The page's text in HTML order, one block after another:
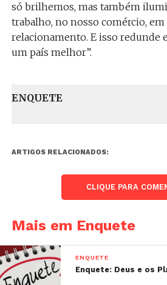
só brilhemos, mas também
trabalho, no nosso comércio, em
relacionamento. E isso redunde
um país melhor”.
ENQUETE
ARTIGOS RELACIONADOS:
CLIQUE PARA
Mais em Enquete
ENQUETE
Enquete: Deus e os